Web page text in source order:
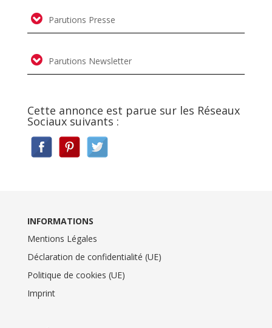
Parutions Presse
Parutions Newsletter
Cette annonce est parue sur les Réseaux
Sociaux suivants :
INFORMATIONS
Mentions Légales
Déclaration de confidentialité (UE)
Politique de cookies (UE)
Imprint